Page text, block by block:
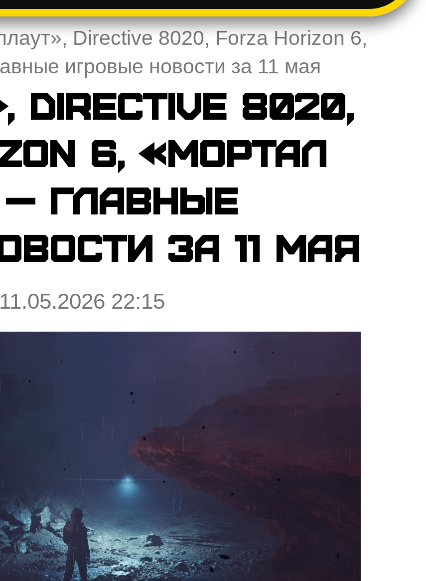
Directive 8020, Forza Horizon 6,
игровые новости за 11 мая
Directive 8020,
6, «Мортал
главные
за 11 мая
11.05.2026 22:15